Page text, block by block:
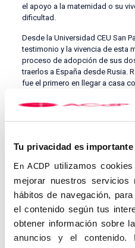
Tu privacidad es
En ACDP utilizamos
mejorar nuestros
hábitos de navegación,
el contenido según tus
obtener información sobre
anuncios y el contenido.
el apoyo a la maternidad o su
dificultad.
Desde la Universidad CEU San
testimonio y la vivencia de esta
proceso de adopción de sus
traerlos a España desde Rusia.
fue el primero en llegar a casa
su parte, Ana, de 14 años, llegó
primeros años de vida. En este
cómo los servicios sanitarios
ella todos los problemas de
sido operada 8 veces desde
En su intervención, la rectora de
recordado que la universidad
con la defensa de la vida y su
no hay futuro sin vida humana.